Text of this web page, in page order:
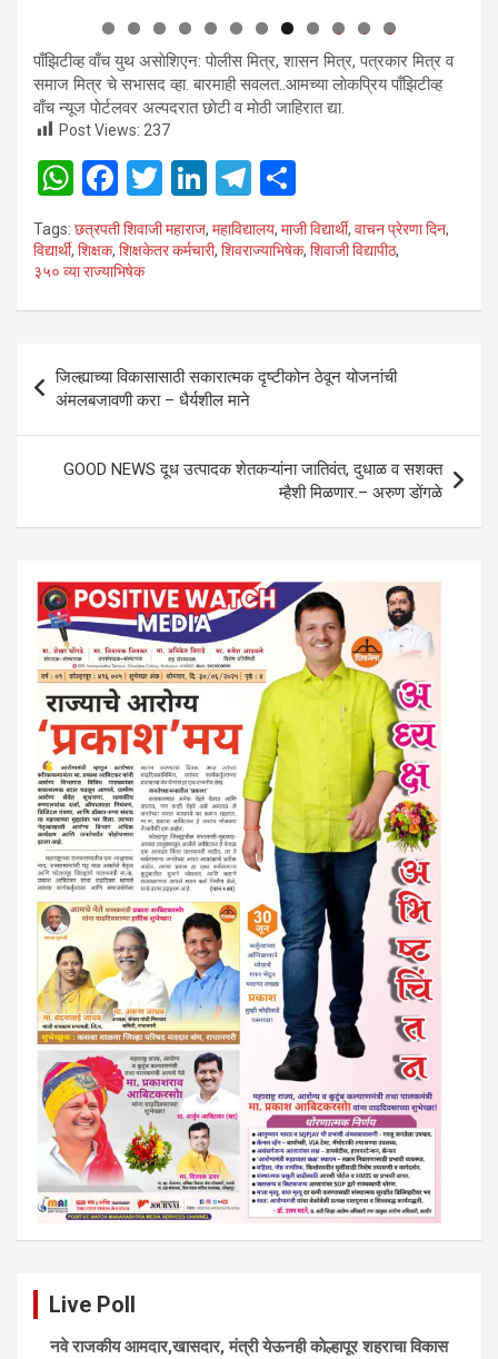
0 1
2
पाँझिटीव्ह वाँच युथ असाेशिएन: पाेलीस मित्र, शासन मित्र, पत्रकार मित्र व
समाज मित्र चे सभासद व्हा. बारमाही सवलत..आमच्या लाेकप्रिय पाँझिटीव्ह
वाँच न्यूज पाेर्टलवर अल्पदरात छाेटी व माेठी जाहिरात द्या.
Post Views: 237
W
h
at
s
A
p
F
a
ce
b
o
k
T
wi
tt
Li
n
ke
n
T
el
e
a
h
ar
Tags: छत्रपती शिवाजी महाराज, महाविद्यालय, माजी विद्यार्थी, वाचन प्रेरणा दिन,
विद्यार्थी, शिक्षक, शिक्षकेतर कर्मचारी, शिवराज्याभिषेक, शिवाजी विद्यापीठ,
३५० व्या राज्याभिषेक
Post
navigation
जिल्ह्याच्या विकासासाठी सकारात्मक दृष्टीकोन ठेवून योजनांची
अंमलबजावणी करा – धैर्यशील माने
GOOD NEWS दूध उत्पादक शेतकऱ्यांना जातिवंत, दुधाळ व सशक्त
म्हैशी मिळणार.– अरुण डोंगळे
Live Poll
नवे राजकीय आमदार,खासदार, मंत्री येऊनही काेल्हापूर शहराचा विकास